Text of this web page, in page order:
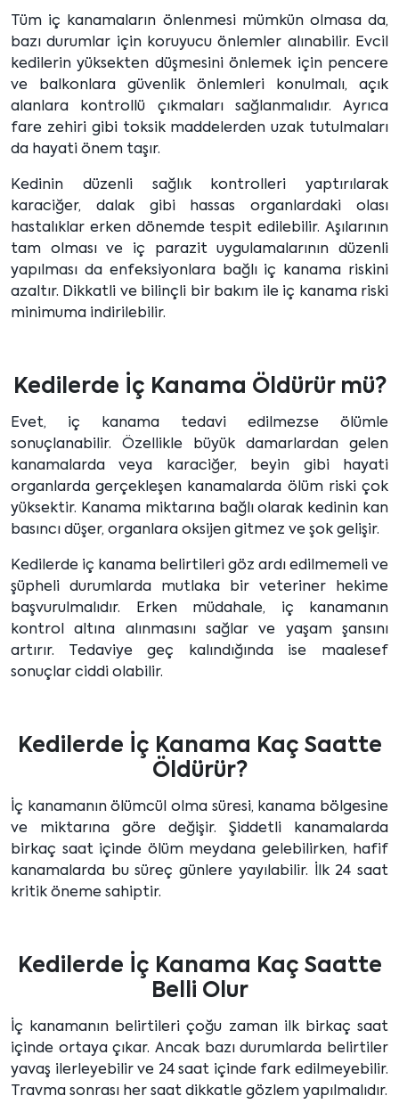
Tüm iç kanamaların önlenmesi mümkün olmasa da,
bazı durumlar için koruyucu önlemler alınabilir. Evcil
kedilerin yüksekten düşmesini önlemek için pencere
ve balkonlara güvenlik önlemleri konulmalı, açık
alanlara kontrollü çıkmaları sağlanmalıdır. Ayrıca
fare zehiri gibi toksik maddelerden uzak tutulmaları
da hayati önem taşır.
Kedinin düzenli sağlık kontrolleri yaptırılarak
karaciğer, dalak gibi hassas organlardaki olası
hastalıklar erken dönemde tespit edilebilir. Aşılarının
tam olması ve iç parazit uygulamalarının düzenli
yapılması da enfeksiyonlara bağlı iç kanama riskini
azaltır. Dikkatli ve bilinçli bir bakım ile iç kanama riski
minimuma indirilebilir.
Kedilerde İç Kanama Öldürür mü?
Evet, iç kanama tedavi edilmezse ölümle
sonuçlanabilir. Özellikle büyük damarlardan gelen
kanamalarda veya karaciğer, beyin gibi hayati
organlarda gerçekleşen kanamalarda ölüm riski çok
yüksektir. Kanama miktarına bağlı olarak kedinin kan
basıncı düşer, organlara oksijen gitmez ve şok gelişir.
Kedilerde iç kanama belirtileri göz ardı edilmemeli ve
şüpheli durumlarda mutlaka bir veteriner hekime
başvurulmalıdır. Erken müdahale, iç kanamanın
kontrol altına alınmasını sağlar ve yaşam şansını
artırır. Tedaviye geç kalındığında ise maalesef
sonuçlar ciddi olabilir.
Kedilerde İç Kanama Kaç Saatte
Öldürür?
İç kanamanın ölümcül olma süresi, kanama bölgesine
ve miktarına göre değişir. Şiddetli kanamalarda
birkaç saat içinde ölüm meydana gelebilirken, hafif
kanamalarda bu süreç günlere yayılabilir. İlk 24 saat
kritik öneme sahiptir.
Kedilerde İç Kanama Kaç Saatte
Belli Olur
İç kanamanın belirtileri çoğu zaman ilk birkaç saat
içinde ortaya çıkar. Ancak bazı durumlarda belirtiler
yavaş ilerleyebilir ve 24 saat içinde fark edilmeyebilir.
Travma sonrası her saat dikkatle gözlem yapılmalıdır.